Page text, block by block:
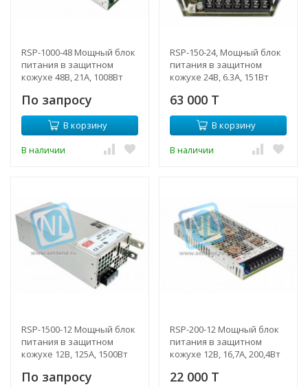
RSP-1000-48 Мощный блок
питания в защитном
кожухе 48В, 21А, 1008Вт
По запросу
В корзину
В наличии
RSP-150-24, Мощный блок
питания в защитном
кожухе 24В, 6.3A, 151Вт
63 000 T
В корзину
В наличии
RSP-1500-12 Мощный блок
питания в защитном
кожухе 12В, 125А, 1500Вт
По запросу
RSP-200-12 Мощный блок
питания в защитном
кожухе 12В, 16,7А, 200,4Вт
22 000 T